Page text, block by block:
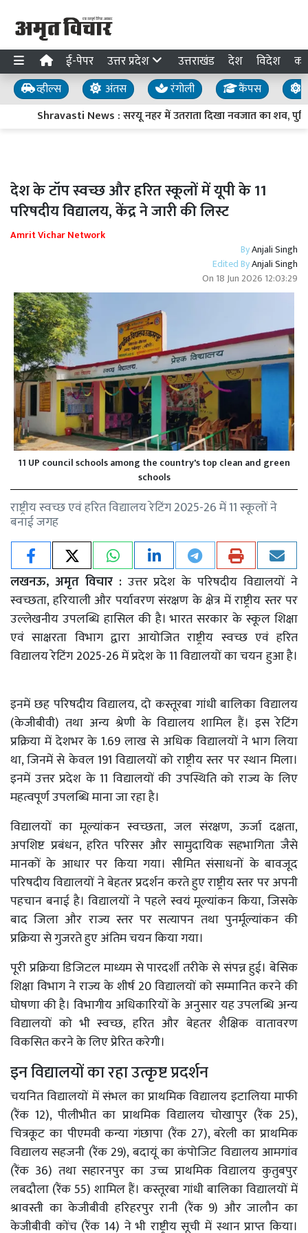
ई-पेपर उत्तर प्रदेश उत्तराखंड देश विदेश
व्हील्स अंतस रंगोली कैंपस
Shravasti News : सरयू नहर में उतराता दिखा नवजात का शव,
देश के टॉप स्वच्छ और हरित स्कूलों में यूपी के 11
परिषदीय विद्यालय, केंद्र ने जारी की लिस्ट
Amrit Vichar Network
ByAnjali Singh
Edited ByAnjali Singh
On 18 Jun 2026 12:03:29
11 UP council schools among the country's top clean and green
schools
राष्ट्रीय स्वच्छ एवं हरित विद्यालय रेटिंग 2025-26 में 11 स्कूलों ने
बनाई जगह
लखनऊ, अमृत विचार : उत्तर प्रदेश के परिषदीय विद्यालयों ने
स्वच्छता, हरियाली और पर्यावरण संरक्षण के क्षेत्र में राष्ट्रीय स्तर पर
उल्लेखनीय उपलब्धि हासिल की है। भारत सरकार के स्कूल शिक्षा
एवं साक्षरता विभाग द्वारा आयोजित राष्ट्रीय स्वच्छ एवं हरित
विद्यालय रेटिंग 2025-26 में प्रदेश के 11 विद्यालयों का चयन हुआ है।
इनमें छह परिषदीय विद्यालय, दो कस्तूरबा गांधी बालिका विद्यालय
(केजीबीवी) तथा अन्य श्रेणी के विद्यालय शामिल हैं। इस रेटिंग
प्रक्रिया में देशभर के 1.69 लाख से अधिक विद्यालयों ने भाग लिया
था, जिनमें से केवल 191 विद्यालयों को राष्ट्रीय स्तर पर स्थान मिला।
इनमें उत्तर प्रदेश के 11 विद्यालयों की उपस्थिति को राज्य के लिए
महत्वपूर्ण उपलब्धि माना जा रहा है।
विद्यालयों का मूल्यांकन स्वच्छता, जल संरक्षण, ऊर्जा दक्षता,
अपशिष्ट प्रबंधन, हरित परिसर और सामुदायिक सहभागिता जैसे
मानकों के आधार पर किया गया। सीमित संसाधनों के बावजूद
परिषदीय विद्यालयों ने बेहतर प्रदर्शन करते हुए राष्ट्रीय स्तर पर अपनी
पहचान बनाई है। विद्यालयों ने पहले स्वयं मूल्यांकन किया, जिसके
बाद जिला और राज्य स्तर पर सत्यापन तथा पुनर्मूल्यांकन की
प्रक्रिया से गुजरते हुए अंतिम चयन किया गया।
पूरी प्रक्रिया डिजिटल माध्यम से पारदर्शी तरीके से संपन्न हुई। बेसिक
शिक्षा विभाग ने राज्य के शीर्ष 20 विद्यालयों को सम्मानित करने की
घोषणा की है। विभागीय अधिकारियों के अनुसार यह उपलब्धि अन्य
विद्यालयों को भी स्वच्छ, हरित और बेहतर शैक्षिक वातावरण
विकसित करने के लिए प्रेरित करेगी।
इन विद्यालयों का रहा उत्कृष्ट प्रदर्शन
चयनित विद्यालयों में संभल का प्राथमिक विद्यालय इटालिया माफी
(रैंक 12), पीलीभीत का प्राथमिक विद्यालय चोखापुर (रैंक 25),
चित्रकूट का पीएमवी कन्या गंछापा (रैंक 27), बरेली का प्राथमिक
विद्यालय सहजनी (रैंक 29), बदायूं का कंपोजिट विद्यालय आमगांव
(रैंक 36) तथा सहारनपुर का उच्च प्राथमिक विद्यालय कुतुबपुर
लबदौला (रैंक 55) शामिल हैं। कस्तूरबा गांधी बालिका विद्यालयों में
श्रावस्ती का केजीबीवी हरिहरपुर रानी (रैंक 9) और जालौन का
केजीबीवी कोंच (रैंक 14) ने भी राष्ट्रीय सूची में स्थान प्राप्त किया।